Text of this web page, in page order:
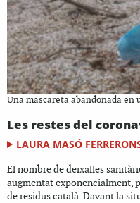
Una mascareta abandonada en
Les restes del
LAURA MASÓ
El nombre de deixalles
augmentat exponencialment,
de residus català. Davant la